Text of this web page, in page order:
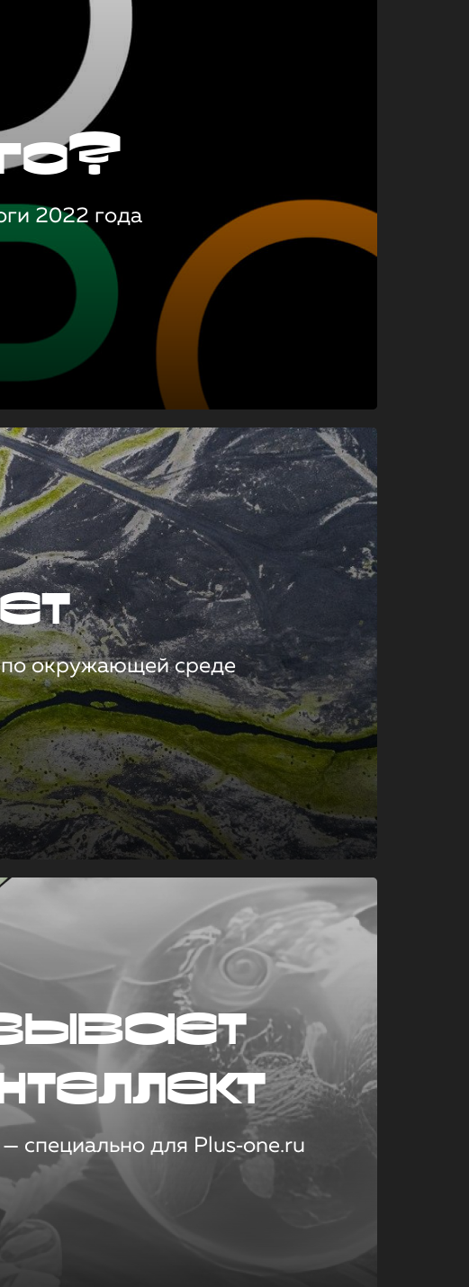
2022 года
окружающей среде
специально для Plus‑one.ru